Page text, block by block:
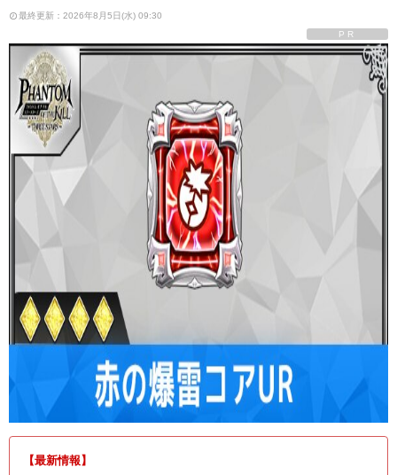
最終更新：2026年8月5日(水) 09:30
PR
【最新情報】